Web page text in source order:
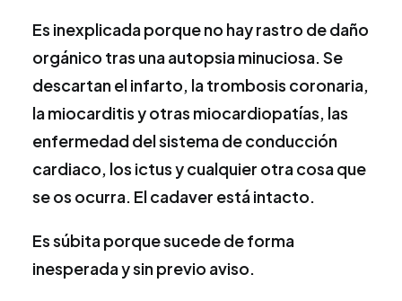
Es inexplicada porque no hay rastro de daño
orgánico tras una autopsia minuciosa. Se
descartan el infarto, la trombosis coronaria,
la miocarditis y otras miocardiopatías, las
enfermedad del sistema de conducción
cardiaco, los ictus y cualquier otra cosa que
se os ocurra. El cadaver está intacto.
Es súbita porque sucede de forma
inesperada y sin previo aviso.